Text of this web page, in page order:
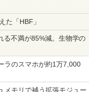
た「HBF」
る不満が85%減。生物学の
ラのスマホが約1万7,000
メモリで補う拡張モジュー